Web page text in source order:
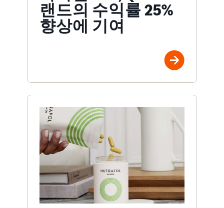
랜드의 수익률 25%
향상에 기여